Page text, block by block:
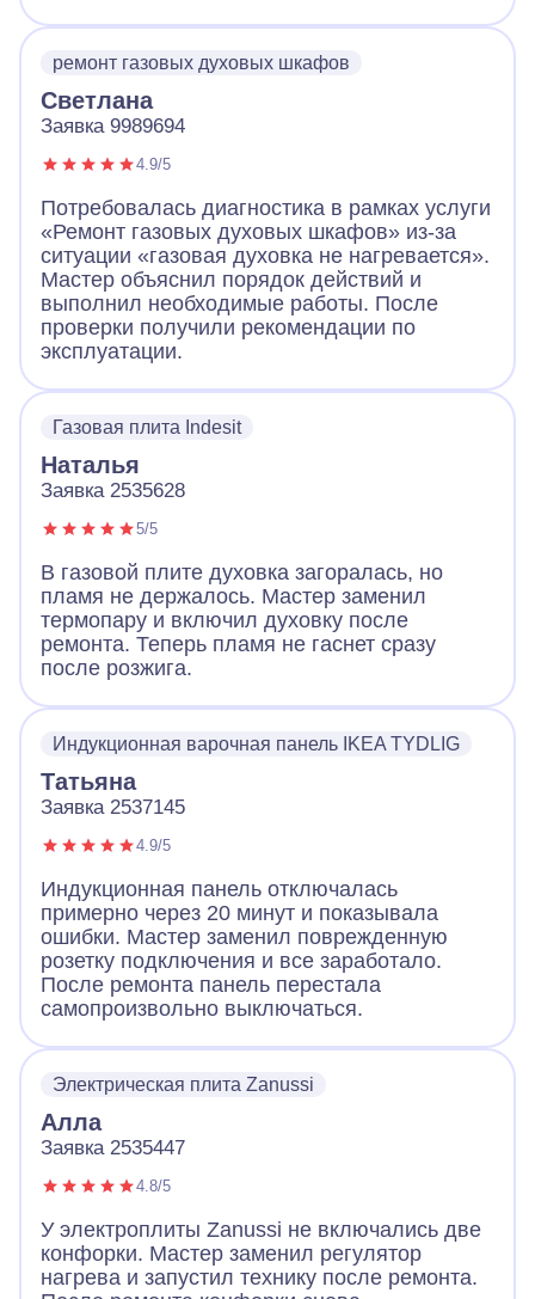
ремонт газовых духовых шкафов
Светлана
Заявка 9989694
4.9/5
Потребовалась диагностика в рамках услуги
«Ремонт газовых духовых шкафов» из-за
ситуации «газовая духовка не нагревается».
Мастер объяснил порядок действий и
выполнил необходимые работы. После
проверки получили рекомендации по
эксплуатации.
Газовая плита Indesit
Наталья
Заявка 2535628
5/5
В газовой плите духовка загоралась, но
пламя не держалось. Мастер заменил
термопару и включил духовку после
ремонта. Теперь пламя не гаснет сразу
после розжига.
Индукционная варочная панель IKEA TYDLIG
Татьяна
Заявка 2537145
4.9/5
Индукционная панель отключалась
примерно через 20 минут и показывала
ошибки. Мастер заменил поврежденную
розетку подключения и все заработало.
После ремонта панель перестала
самопроизвольно выключаться.
Электрическая плита Zanussi
Алла
Заявка 2535447
4.8/5
У электроплиты Zanussi не включались две
конфорки. Мастер заменил регулятор
нагрева и запустил технику после ремонта.